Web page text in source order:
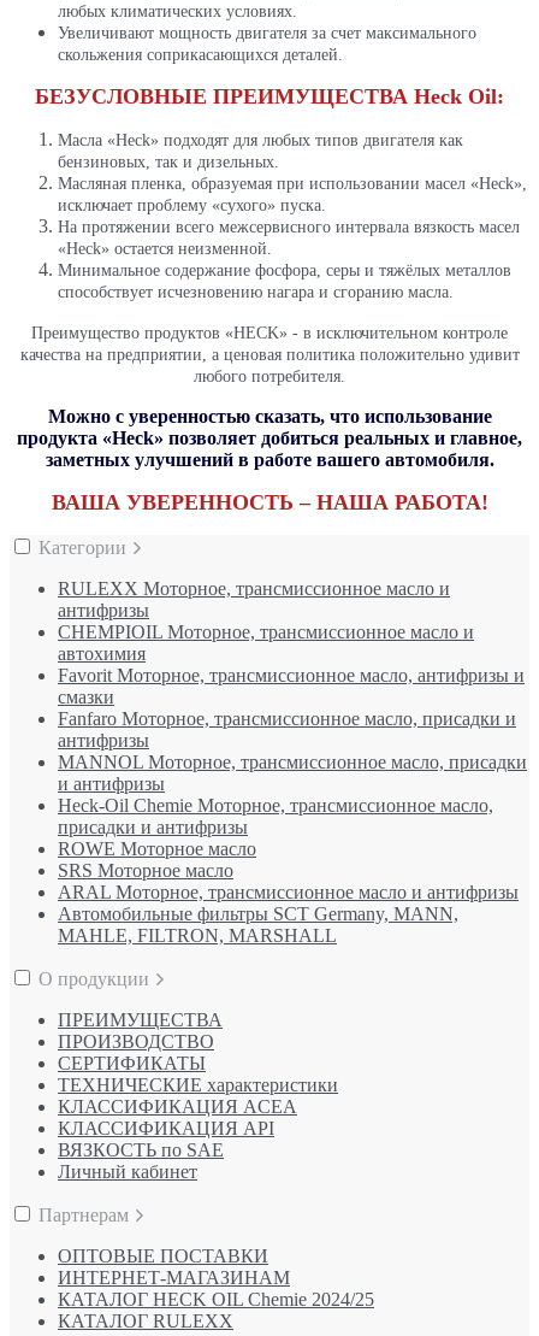
любых климатических условиях.
Увеличивают мощность двигателя за счет максимального
скольжения соприкасающихся деталей.
БЕЗУСЛОВНЫЕ ПРЕИМУЩЕСТВА Heck Oil:
Масла «Heck» подходят для любых типов двигателя как
бензиновых, так и дизельных.
Масляная пленка, образуемая при использовании масел «Heck»,
исключает проблему «сухого» пуска.
На протяжении всего межсервисного интервала вязкость масел
«Heck» остается неизменной.
Минимальное содержание фосфора, серы и тяжёлых металлов
способствует исчезновению нагара и сгоранию масла.
Преимущество продуктов «HECK» - в исключительном контроле
качества на предприятии, а ценовая политика положительно удивит
любого потребителя.
Можно с уверенностью сказать, что использование
продукта «Heck» позволяет добиться реальных и главное,
заметных улучшений в работе вашего автомобиля.
ВАША УВЕРЕННОСТЬ – НАША РАБОТА!
Категории
RULEXX Моторное, трансмиссионное масло и
антифризы
CHEMPIOIL Моторное, трансмиссионное масло и
автохимия
Favorit Моторное, трансмиссионное масло, антифризы и
смазки
Fanfaro Моторное, трансмиссионное масло, присадки и
антифризы
MANNOL Моторное, трансмиссионное масло, присадки
и антифризы
Heck-Oil Chemie Моторное, трансмиссионное масло,
присадки и антифризы
ROWE Моторное масло
SRS Моторное масло
ARAL Моторное, трансмиссионное масло и антифризы
Автомобильные фильтры SCT Germany, MANN,
MAHLE, FILTRON, MARSHALL
О продукции
ПРЕИМУЩЕСТВА
ПРОИЗВОДСТВО
СЕРТИФИКАТЫ
ТЕХНИЧЕСКИЕ характеристики
КЛАССИФИКАЦИЯ ACEA
КЛАССИФИКАЦИЯ API
ВЯЗКОСТЬ по SAE
Личный кабинет
Партнерам
ОПТОВЫЕ ПОСТАВКИ
ИНТЕРНЕТ-МАГАЗИНАМ
КАТАЛОГ HECK OIL Chemie 2024/25
КАТАЛОГ RULEXX